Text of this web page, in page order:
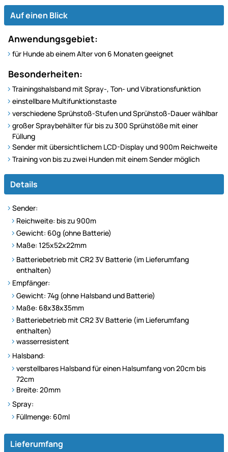
Auf einen Blick
Anwendungsgebiet:
für Hunde ab einem Alter von 6 Monaten geeignet
Besonderheiten:
Trainingshalsband mit Spray-, Ton- und Vibrationsfunktion
einstellbare Multifunktionstaste
verschiedene Sprühstoß-Stufen und Sprühstoß-Dauer wählbar
großer Spraybehälter für bis zu 300 Sprühstöße mit einer
Füllung
Sender mit übersichtlichem LCD-Display und 900m Reichweite
Training von bis zu zwei Hunden mit einem Sender möglich
Details
Sender:
Reichweite: bis zu 900m
Gewicht: 60g (ohne Batterie)
Maße: 125x52x22mm
Batteriebetrieb mit CR2 3V Batterie (im Lieferumfang
enthalten)
Empfänger:
Gewicht: 74g (ohne Halsband und Batterie)
Maße: 68x38x35mm
Batteriebetrieb mit CR2 3V Batterie (im Lieferumfang
enthalten)
wasserresistent
Halsband:
verstellbares Halsband für einen Halsumfang von 20cm bis
72cm
Breite: 20mm
Spray:
Füllmenge: 60ml
Lieferumfang